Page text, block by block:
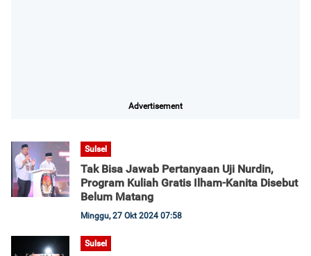
Advertisement
Sulsel
Tak Bisa Jawab Pertanyaan Uji Nurdin,
Program Kuliah Gratis Ilham-Kanita Disebut
Belum Matang
Minggu, 27 Okt 2024 07:58
Sulsel